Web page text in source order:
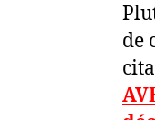
de